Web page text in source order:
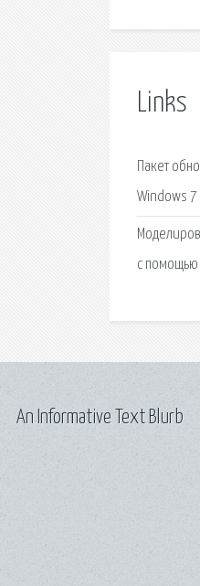
Links
Пакет
Windows 7
с помощью
An Informative Text Blurb